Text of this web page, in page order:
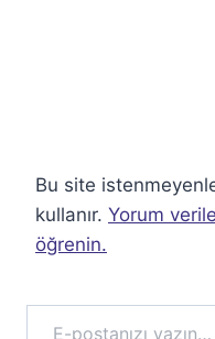
Bu site
kullanır. Yorum
öğrenin.
E-postanızı yazın…